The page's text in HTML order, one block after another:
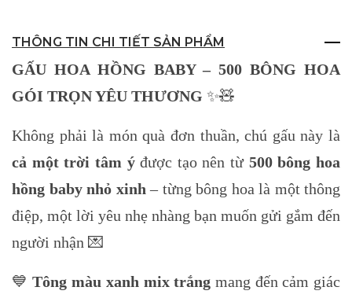
THÔNG TIN CHI TIẾT SẢN PHẨM
GẤU HOA HỒNG BABY – 500 BÔNG HOA
GÓI TRỌN YÊU THƯƠNG ✨🧸
Không phải là món quà đơn thuần, chú gấu này là
cả một trời tâm ýđược tạo nên từ 500 bông hoa
hồng baby nhỏ xinh – từng bông hoa là một thông
điệp, một lời yêu nhẹ nhàng bạn muốn gửi gắm đến
người nhận 💌
💙Tông màu xanh mix trắng mang đến cảm giác